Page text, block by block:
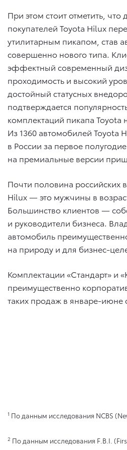
При этом стоит отметить, что
покупателей Toyota Hilux
утилитарным пикапом, став
совершенно нового типа.
эффектный современный
проходимость и высокий
достойный статусных
подтверждается
комплектаций пикапа Toyota
Из 1360 автомобилей Toyota
в России за первое полугодие
на премиальные версии
Почти половина российских
Hilux — это мужчины в
Большинство клиентов —
и руководители бизнеса.
автомобиль
на природу и для бизнес-
Комплектации «Стандарт» и
преимущественно
таких продаж в январе-июне
1 По данным исследования NCBS
2 По данным исследования F.B.I.